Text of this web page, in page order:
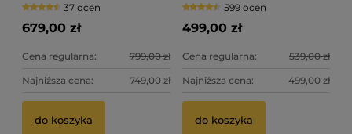
- kolor biały
37 ocen
679,00 zł
Cena regularna: 799,00 zł
Najniższa cena: 749,00 zł
do koszyka
biały
599 ocen
499,00 zł
Cena regularna: 539,00 zł
Najniższa cena: 499,00 zł
do koszyka